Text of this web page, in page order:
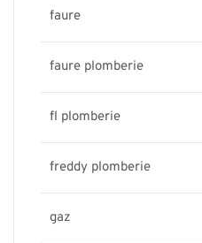
faure
faure plomberie
fl plomberie
freddy plomberie
gaz